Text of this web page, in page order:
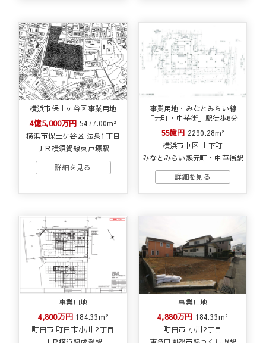
横浜市保土ヶ谷区事業用地
4億5,000万円 5477.00m²
横浜市保土ケ谷区 法泉1丁目
ＪＲ横須賀線東戸塚駅
事業用地・みなとみらい線
「元町・中華街」駅徒歩6分
55億円 2290.28m²
横浜市中区 山下町
みなとみらい線元町・中華街駅
事業用地
4,800万円 184.33m²
町田市 町田市小川 2丁目
事業用地
4,880万円 184.33m²
町田市 小川2丁目